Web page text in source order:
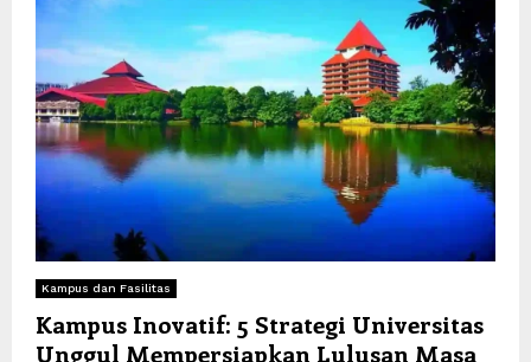
Kampus dan Fasilitas
Kampus Inovatif: 5 Strategi Universitas
Unggul Mempersiapkan Lulusan Masa